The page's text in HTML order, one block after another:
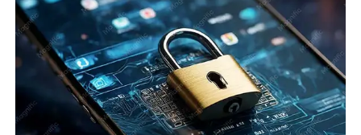
Atas perbuatan keji mereka, kedua pelaku akan dijerat
dengan pasal berlapis, yakni Pasal 6 huruf c Undang-
Undang Nomor 12 Tahun 2022 tentang Tindak Pidana
Kekerasan Seksual, subsider Pasal 285 Kitab Undang-
Undang Hukum Pidana (KUHP) tentang perkosaan. Jika
terbukti bersalah, keduanya terancam hukuman maksimal
12 tahun penjara. Pihak kepolisian saat ini terus